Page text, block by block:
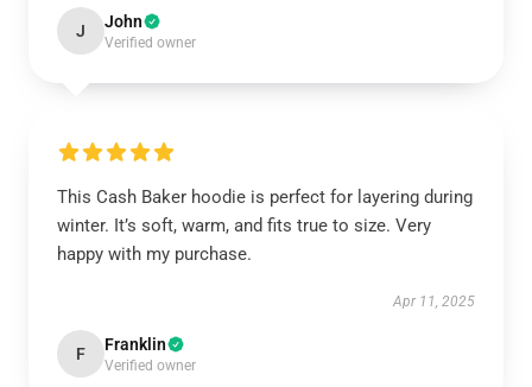
J John
Verified owner
This Cash Baker hoodie is perfect for layering during
winter. It’s soft, warm, and fits true to size. Very
happy with my purchase.
Apr 11, 2025
F Franklin
Verified owner